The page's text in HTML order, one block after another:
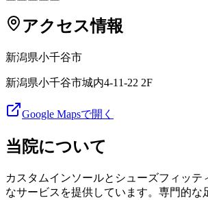
アクセス情報
新潟県小千谷市
新潟県小千谷市城内4-11-22 2F
Google Mapsで開く
当院について
カスタムインソールとシューズフィッテ
なサービスを提供しています。専門的な